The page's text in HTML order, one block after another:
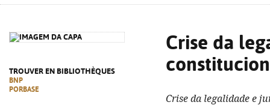
TROUVER EN BIBLIOTHÈQUES
BNP
PORBASE
Crise da
Crise da legalidade e